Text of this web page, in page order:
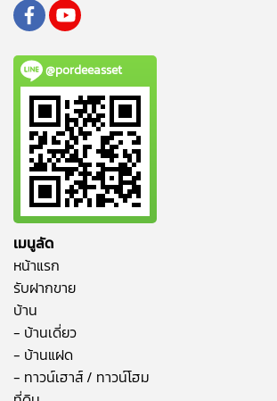
@pordeeasset
เมนูลัด
หน้าแรก
รับฝากขาย
บ้าน
- บ้านเดี่ยว
- บ้านแฝด
- ทาวน์เฮาส์ / ทาวน์โฮม